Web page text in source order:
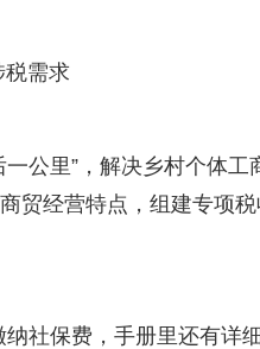
税需求
公里”，解决乡村个体
贸经营特点，组建专项
社保费，手册里还有详